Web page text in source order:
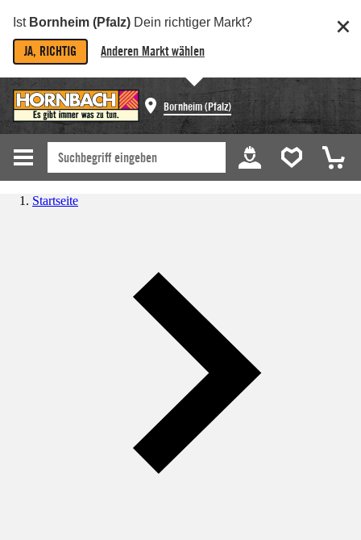
Ist Bornheim (Pfalz) Dein richtiger Markt?
JA, RICHTIG Anderen Markt wählen
Bornheim (Pfalz)
Startseite